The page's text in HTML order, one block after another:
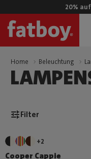
20%
Home Beleuchtung
Filter
+2
Cooper Cappie